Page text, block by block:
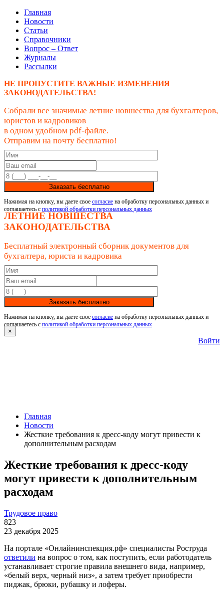
Главная
Новости
Статьи
Справочники
Вопрос – Ответ
Журналы
Рассылки
НЕ ПРОПУСТИТЕ ВАЖНЫЕ ИЗМЕНЕНИЯ
ЗАКОНОДАТЕЛЬСТВА!
Собрали все значимые летние новшества для бухгалтеров,
юристов и кадровиков
в одном удобном pdf-файле.
Отправим на почту бесплатно!
Заказать бесплатно
Нажимая на кнопку, вы даете свое согласие на обработку персональных данных и
соглашаетесь с политикой обработки персональных данных
ЛЕТНИЕ НОВШЕСТВА
ЗАКОНОДАТЕЛЬСТВА
Бесплатный электронный сборник документов для
бухгалтера, юриста и кадровика
Заказать бесплатно
Нажимая на кнопку, вы даете свое согласие на обработку персональных данных и
соглашаетесь с политикой обработки персональных данных
×
Войти
Главная
Новости
Жесткие требования к дресс-коду могут привести к
дополнительным расходам
Жесткие требования к дресс-коду
могут привести к дополнительным
расходам
Трудовое право
823
23 декабря 2025
На портале «Онлайнинспекция.рф» специалисты Роструда
ответили на вопрос о том, как поступить, если работодатель
устанавливает строгие правила внешнего вида, например,
«белый верх, черный низ», а затем требует приобрести
пиджак, брюки, рубашку и лоферы.